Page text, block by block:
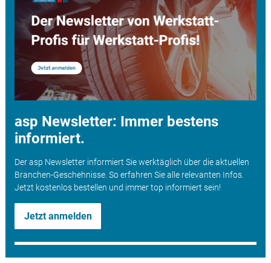
asp Newsletter: Immer bestens
informiert.
Der asp Newsletter informiert Sie werktäglich über die aktuellen
Branchen-Geschehnisse. So erfahren Sie alle relevanten Infos.
Jetzt kostenlos bestellen und immer top informiert sein!
Jetzt anmelden